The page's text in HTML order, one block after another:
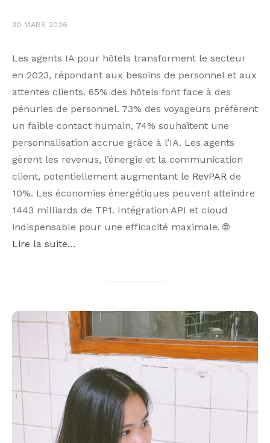
30 MARS 2026
Les agents IA pour hôtels transforment le secteur
en 2023, répondant aux besoins de personnel et aux
attentes clients. 65% des hôtels font face à des
pénuries de personnel. 73% des voyageurs préfèrent
un faible contact humain, 74% souhaitent une
personnalisation accrue grâce à l’IA. Les agents
gèrent les revenus, l’énergie et la communication
client, potentiellement augmentant le RevPAR de
10%. Les économies énergétiques peuvent atteindre
1443 milliards de TP1. Intégration API et cloud
indispensable pour une efficacité maximale. 🌐
Lire la suite…